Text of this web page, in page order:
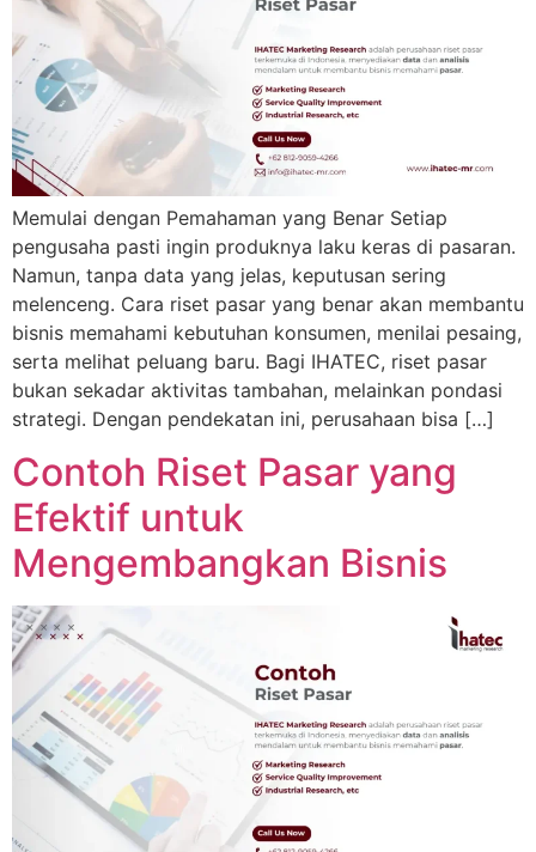
Memulai dengan Pemahaman yang Benar Setiap
pengusaha pasti ingin produknya laku keras di pasaran.
Namun, tanpa data yang jelas, keputusan sering
melenceng. Cara riset pasar yang benar akan membantu
bisnis memahami kebutuhan konsumen, menilai pesaing,
serta melihat peluang baru. Bagi IHATEC, riset pasar
bukan sekadar aktivitas tambahan, melainkan pondasi
strategi. Dengan pendekatan ini, perusahaan bisa […]
Contoh Riset Pasar yang
Efektif untuk
Mengembangkan Bisnis